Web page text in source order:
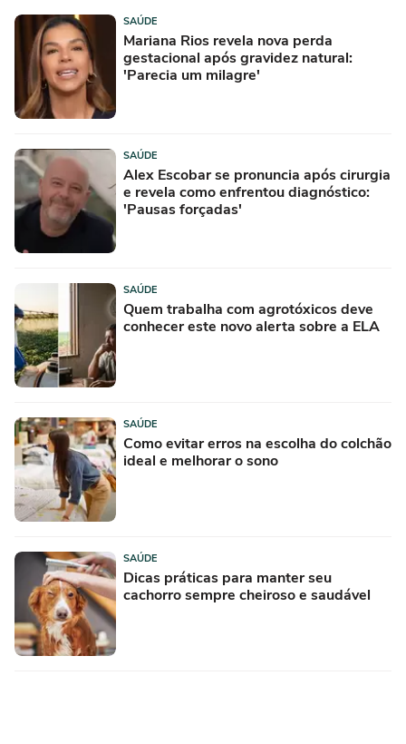
SAÚDE
Mariana Rios revela nova perda
gestacional após gravidez natural:
'Parecia um milagre'
SAÚDE
Alex Escobar se pronuncia após cirurgia
e revela como enfrentou diagnóstico:
'Pausas forçadas'
SAÚDE
Quem trabalha com agrotóxicos deve
conhecer este novo alerta sobre a ELA
SAÚDE
Como evitar erros na escolha do colchão
ideal e melhorar o sono
SAÚDE
Dicas práticas para manter seu
cachorro sempre cheiroso e saudável